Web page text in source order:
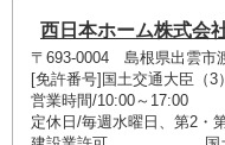
西日本ホーム株式会
〒693-0004 島根県出雲市
[免許番号]国土交通大臣（3
営業時間/10:00～17:00
定休日/毎週水曜日、第2・